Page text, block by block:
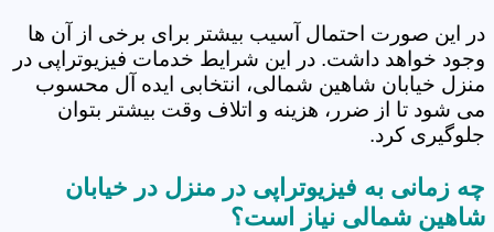
در این صورت احتمال آسیب بیشتر برای برخی از آن ها
وجود خواهد داشت. در این شرایط خدمات فیزیوتراپی در
منزل خیابان شاهین شمالی، انتخابی ایده آل محسوب
می شود تا از ضرر، هزینه و اتلاف وقت بیشتر بتوان
جلوگیری کرد.
چه زمانی به فیزیوتراپی در منزل در خیابان
شاهین شمالی نیاز است؟